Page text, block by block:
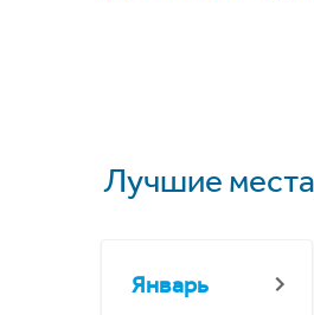
Лучшие
Январь